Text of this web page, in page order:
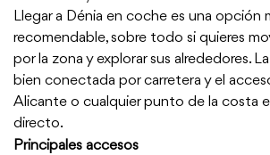
Llegar a Dénia en coche es una opción
recomendable, sobre todo si quieres
por la zona y explorar sus alrededores.
bien conectada por carretera y el
Alicante o cualquier punto de la costa
directo.
Principales accesos